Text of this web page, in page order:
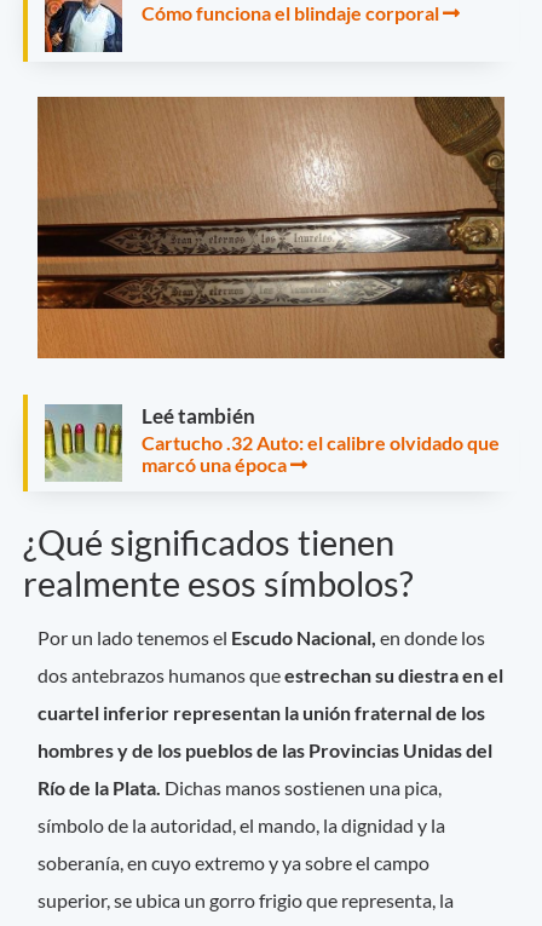
Cómo funciona el blindaje corporal
Leé también
Cartucho .32 Auto: el calibre olvidado que
marcó una época
¿Qué significados tienen
realmente esos símbolos?
Por un lado tenemos el Escudo Nacional, en donde los
dos antebrazos humanos queestrechan su diestra en el
cuartel inferior representan la unión fraternal de los
hombres y de los pueblos de las Provincias Unidas del
Río de la Plata. Dichas manos sostienen una pica,
símbolo de la autoridad, el mando, la dignidad y la
soberanía, en cuyo extremo y ya sobre el campo
superior, se ubica un gorro frigio que representa, la